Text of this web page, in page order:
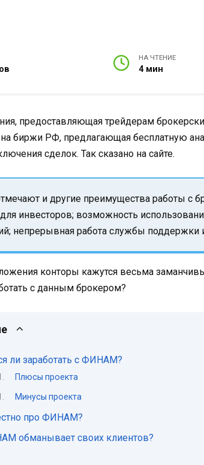
НА ЧТЕНИЕ
4 мин
предоставляющая трейдерам
биржи РФ, предлагающая бесплатную
сделок. Так сказано на сайте.
и другие преимущества работы с
инвесторов; возможность
непрерывная работа службы поддержки
конторы кажутся весьма
с данным брокером?
ли заработать с ФИНАМ?
Плюсы проекта
Минусы проекта
про ФИНАМ?
обманывает своих клиентов?